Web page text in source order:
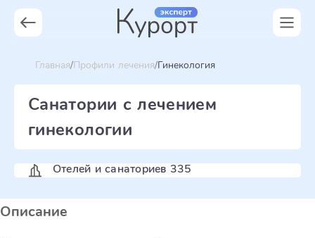
Главная Профили лечения Гинекология
Санатории с лечением
гинекологии
Отелей и санаториев 335
Описание